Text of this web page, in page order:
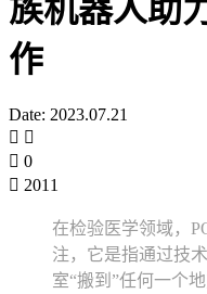
族机器人助
作
Date: 2023.07.21
0
2011
在检验医学领域，
注，它是指通过技
室“搬到”任何一个